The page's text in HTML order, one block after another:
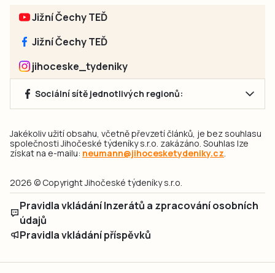
Jižní Čechy TEĎ
Jižní Čechy TEĎ
jihoceske_tydeniky
Sociální sítě jednotlivých regionů:
Jakékoliv užití obsahu, včetně převzetí článků, je bez souhlasu
společnosti Jihočeské týdeníky s.r.o. zakázáno. Souhlas lze
získat na e-mailu: neumann@jihocesketydeniky.cz
2026 © Copyright Jihočeské týdeníky s.r.o.
Pravidla vkládání Inzerátů a zpracování osobních
údajů
Pravidla vkládání příspěvků